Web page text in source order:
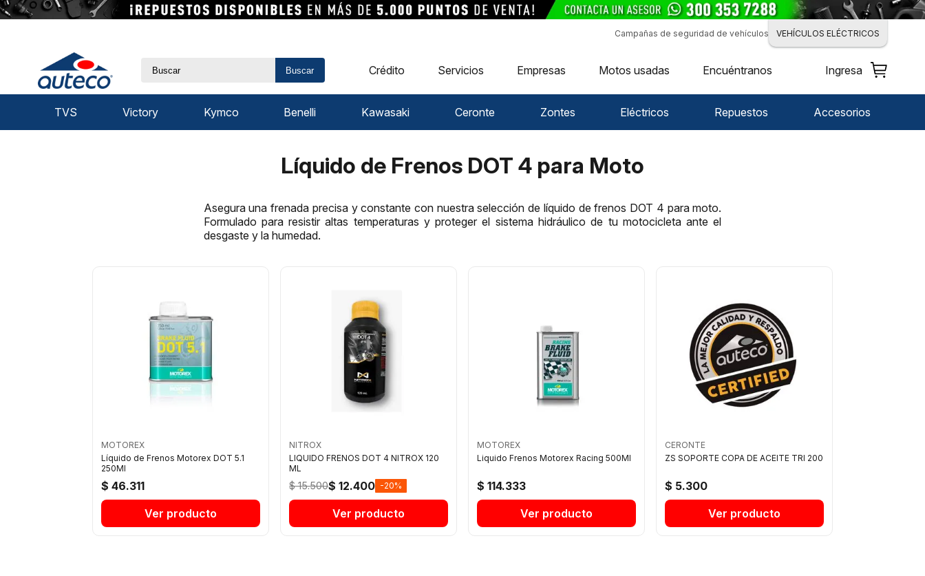
Campañas de seguridad de vehículos VEHÍCULOS ELÉCTRICOS
Buscar Crédito Servicios Empresas Motos usadas Encuéntranos Ingresa
TVS Victory Kymco Benelli Kawasaki Ceronte Zontes Eléctricos Repuestos Accesorios
Líquido de Frenos DOT 4 para Moto
Asegura una frenada precisa y constante con nuestra selección de líquido de frenos DOT 4 para moto.
Formulado para resistir altas temperaturas y proteger el sistema hidráulico de tu motocicleta ante el
desgaste y la humedad.
MOTOREX
Líquido de Frenos Motorex DOT 5.1
250Ml
$ 46.311
Ver producto
NITROX
LIQUIDO FRENOS DOT 4 NITROX 120
ML
$ 15.500$ 12.400 -20%
Ver producto
MOTOREX
Liquido Frenos Motorex Racing 500Ml
$ 114.333
Ver producto
CERONTE
ZS SOPORTE COPA DE ACEITE TRI 200
$ 5.300
Ver producto